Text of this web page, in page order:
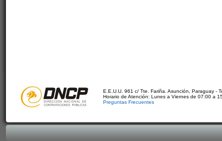
E.E.U.U. 961 c/ Tte. Fariña. Asunción, Paraguay -
Horario de Atención: Lunes a Viernes de 07:00 a
Preguntas Frecuentes